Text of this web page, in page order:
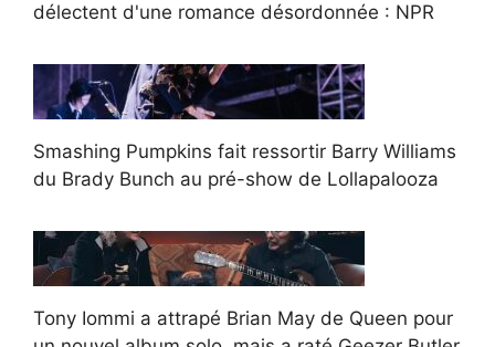
délectent d'une romance désordonnée : NPR
Smashing Pumpkins fait ressortir Barry Williams
du Brady Bunch au pré-show de Lollapalooza
Tony Iommi a attrapé Brian May de Queen pour